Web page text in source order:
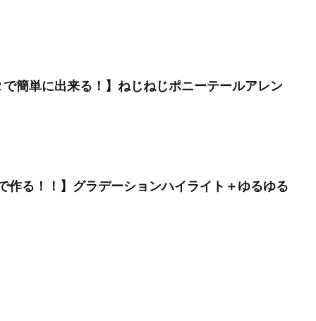
簡単に出来る！】ねじねじポニーテールアレン
作る！！】グラデーションハイライト＋ゆるゆる